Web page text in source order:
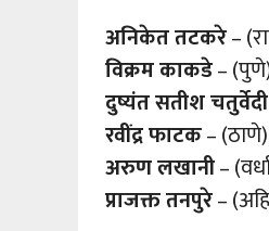
अनिकेत तटकरे–
विक्रम काकडे–
दुष्यंत सतीश चतुर्वेदी
रवींद्र फाटक–
अरुण लखानी–
प्राजक्त तनपुरे–